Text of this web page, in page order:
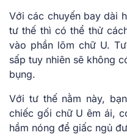
Với các chuyến bay dài
tư thế thì có thể thử
vào phần lõm chữ U.
sấp tuy nhiên sẽ không
bụng.
Với tư thế nằm này,
chiếc gối chữ U êm ái,
hầm nóng để giấc ngủ